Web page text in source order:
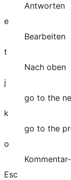
Antworten
e
Bearbeiten
t
Nach oben
j
go to the
k
go to the
o
Esc